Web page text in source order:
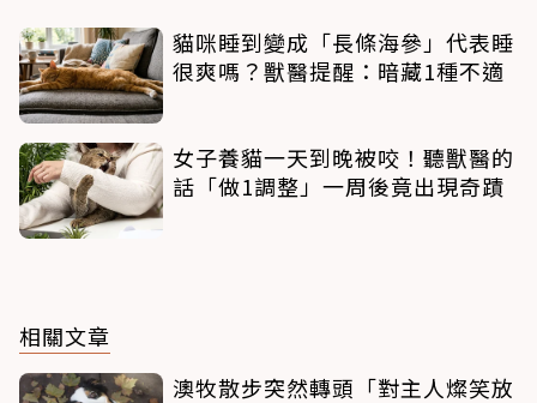
貓咪睡到變成「長條海參」代表睡
很爽嗎？獸醫提醒：暗藏1種不適
女子養貓一天到晚被咬！聽獸醫的
話「做1調整」一周後竟出現奇蹟
相關文章
澳牧散步突然轉頭「對主人燦笑放